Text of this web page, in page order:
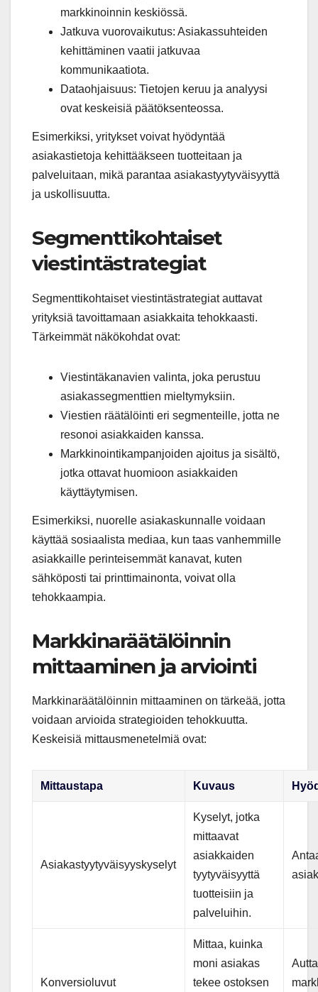
markkinoinnin keskiössä.
Jatkuva vuorovaikutus: Asiakassuhteiden
kehittäminen vaatii jatkuvaa
kommunikaatiota.
Dataohjaisuus: Tietojen keruu ja analyysi
ovat keskeisiä päätöksenteossa.
Esimerkiksi, yritykset voivat hyödyntää
asiakastietoja kehittääkseen tuotteitaan ja
palveluitaan, mikä parantaa asiakastyytyväisyyttä
ja uskollisuutta.
Segmenttikohtaiset
viestintästrategiat
Segmenttikohtaiset viestintästrategiat auttavat
yrityksiä tavoittamaan asiakkaita tehokkaasti.
Tärkeimmät näkökohdat ovat:
Viestintäkanavien valinta, joka perustuu
asiakassegmenttien mieltymyksiin.
Viestien räätälöinti eri segmenteille, jotta ne
resonoi asiakkaiden kanssa.
Markkinointikampanjoiden ajoitus ja sisältö,
jotka ottavat huomioon asiakkaiden
käyttäytymisen.
Esimerkiksi, nuorelle asiakaskunnalle voidaan
käyttää sosiaalista mediaa, kun taas vanhemmille
asiakkaille perinteisemmät kanavat, kuten
sähköposti tai printtimainonta, voivat olla
tehokkaampia.
Markkinaräätälöinnin
mittaaminen ja arviointi
Markkinaräätälöinnin mittaaminen on tärkeää, jotta
voidaan arvioida strategioiden tehokkuutta.
Keskeisiä mittausmenetelmiä ovat:
Mittaustapa Kuvaus
Asiakastyytyväisyyskyselyt
Kyselyt, jotka
mittaavat
asiakkaiden
tyytyväisyyttä
tuotteisiin ja
palveluihin.
Konversioluvut
Mittaa, kuinka
moni asiakas
tekee ostoksen